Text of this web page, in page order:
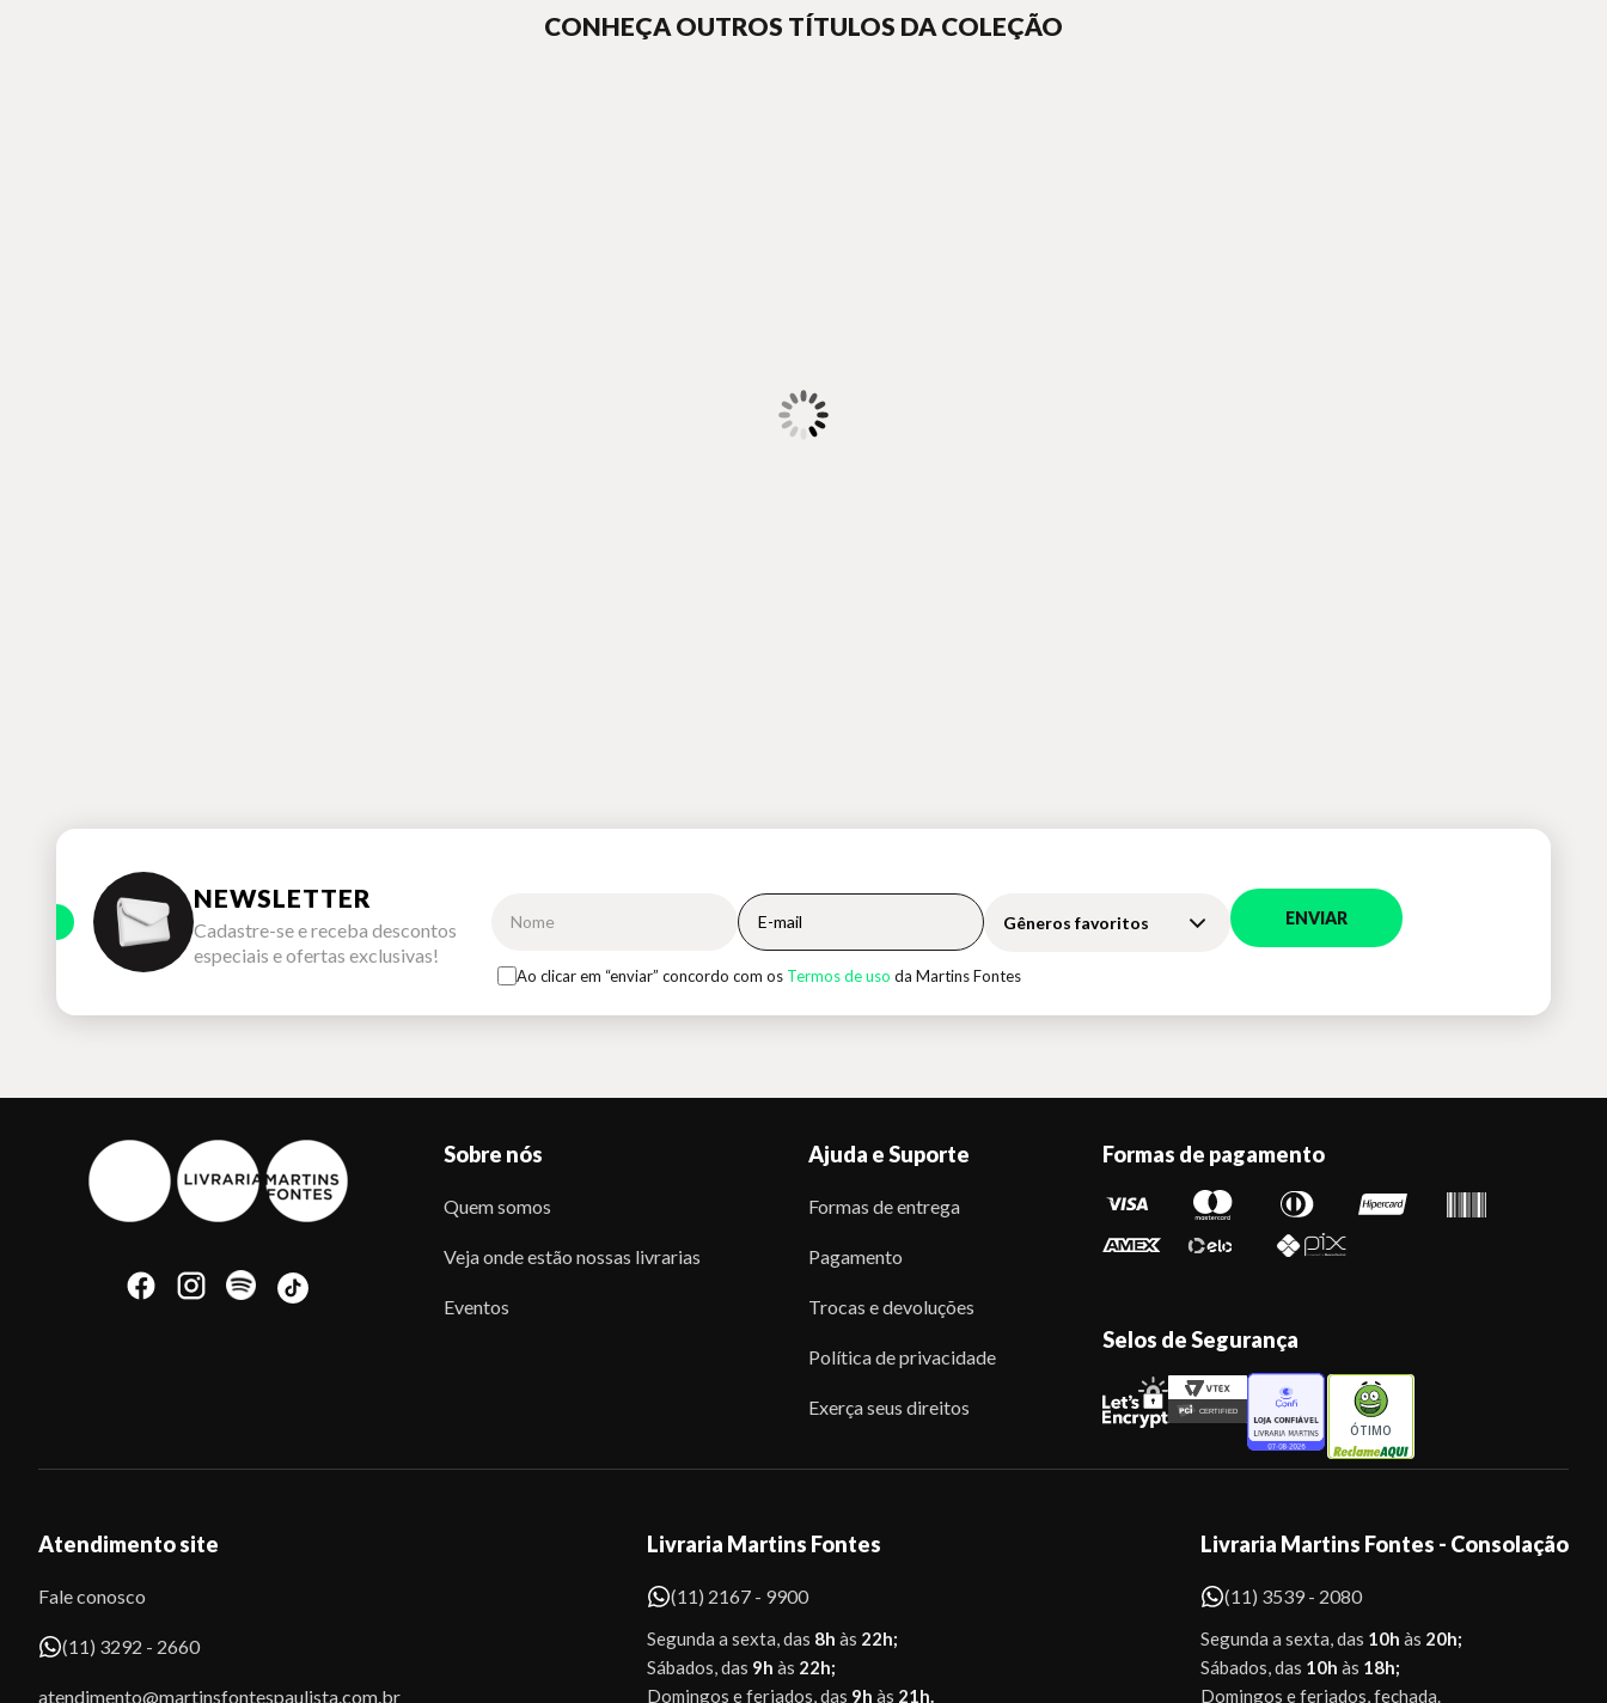
CONHEÇA OUTROS TÍTULOS DA COLEÇÃO
NEWSLETTER
Cadastre-se e receba descontos
especiais e ofertas exclusivas!
Gêneros favoritos ENVIAR
Ao clicar em “enviar” concordo com os Termos de uso da Martins Fontes
Sobre nós
Quem somos
Veja onde estão nossas livrarias
Eventos
Ajuda e Suporte
Formas de entrega
Pagamento
Trocas e devoluções
Política de privacidade
Exerça seus direitos
Formas de pagamento
Selos de Segurança
ÓTIMO
Atendimento site
Fale conosco
(11) 3292 - 2660
atendimento@martinsfontespaulista.com.br
Livraria Martins Fontes
(11) 2167 - 9900
Segunda a sexta, das 8h às 22h;
Sábados, das 9h às 22h;
Domingos e feriados, das 9h às 21h.
Livraria Martins Fontes - Consolação
(11) 3539 - 2080
Segunda a sexta, das 10h às 20h;
Sábados, das 10h às 18h;
Domingos e feriados, fechada.